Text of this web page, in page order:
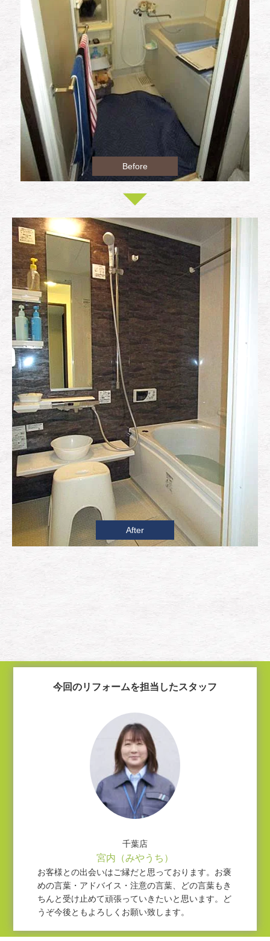
Before
After
今回のリフォームを担当したスタッフ
千葉店
宮内（みやうち）
お客様との出会いはご縁だと思っております。お褒
めの言葉・アドバイス・注意の言葉、どの言葉もき
ちんと受け止めて頑張っていきたいと思います。ど
うぞ今後ともよろしくお願い致します。